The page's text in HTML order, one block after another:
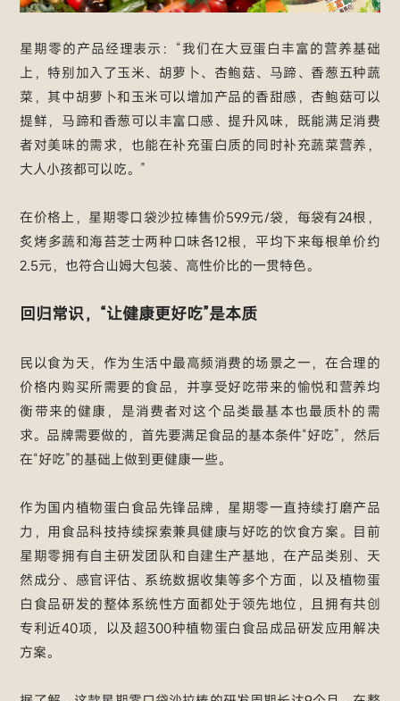
星期零的产品经理表示：“我们在大豆蛋白丰富的营养基础
上，特别加入了玉米、胡萝卜、杏鲍菇、马蹄、香葱五种蔬
菜，其中胡萝卜和玉米可以增加产品的香甜感，杏鲍菇可以
提鲜，马蹄和香葱可以丰富口感、提升风味，既能满足消费
者对美味的需求，也能在补充蛋白质的同时补充蔬菜营养，
大人小孩都可以吃。”
在价格上，星期零口袋沙拉棒售价59.9元/袋，每袋有24根，
炙烤多蔬和海苔芝士两种口味各12根，平均下来每根单价约
2.5元，也符合山姆大包装、高性价比的一贯特色。
回归常识，“让健康更好吃”是本质
民以食为天，作为生活中最高频消费的场景之一，在合理的
价格内购买所需要的食品，并享受好吃带来的愉悦和营养均
衡带来的健康，是消费者对这个品类最基本也最质朴的需
求。品牌需要做的，首先要满足食品的基本条件“好吃”，然后
在“好吃”的基础上做到更健康一些。
作为国内植物蛋白食品先锋品牌，星期零一直持续打磨产品
力，用食品科技持续探索兼具健康与好吃的饮食方案。目前
星期零拥有自主研发团队和自建生产基地，在产品类别、天
然成分、感官评估、系统数据收集等多个方面，以及植物蛋
白食品研发的整体系统性方面都处于领先地位，且拥有共创
专利近40项，以及超300种植物蛋白食品成品研发应用解决
方案。